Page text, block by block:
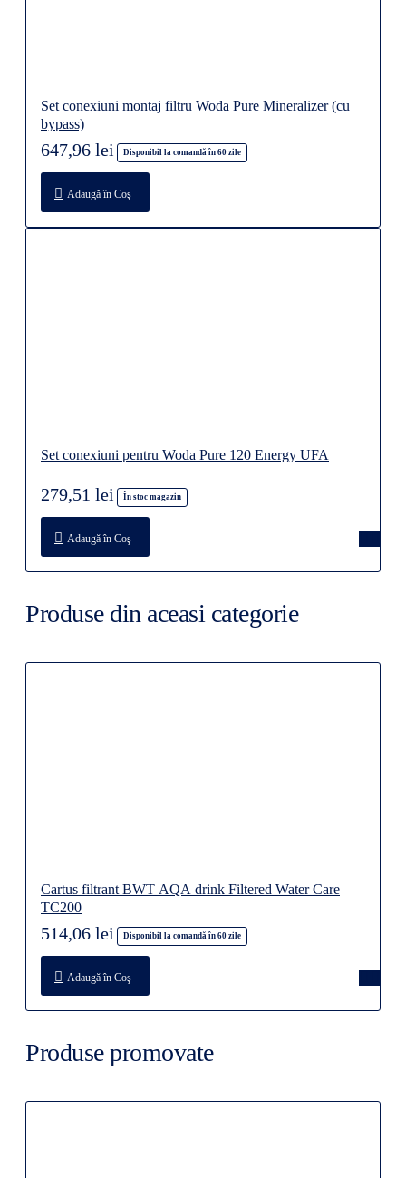
Set conexiuni montaj filtru Woda Pure Mineralizer (cu
bypass)
Disponibil la comandă în 60 zile
647,96 lei
Adaugă în Coş
Set conexiuni pentru Woda Pure 120 Energy UFA
În stoc magazin
279,51 lei
Adaugă în Coş
Produse din aceasi categorie
Cartus filtrant BWT AQA drink Filtered Water Care
TC200
Disponibil la comandă în 60 zile
514,06 lei
Adaugă în Coş
Produse promovate